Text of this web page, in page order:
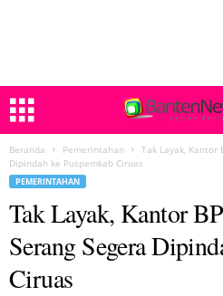
Beranda Pemerintahan
Tak Layak, Kantor
Dipindah ke Puspemkab Ciruas
PEMERINTAHAN
Tak Layak, Kantor
Serang Segera
Ciruas